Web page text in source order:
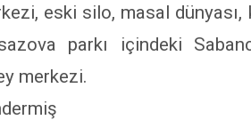
eski silo, masal dünyası,
parkı içindeki
merkezi.